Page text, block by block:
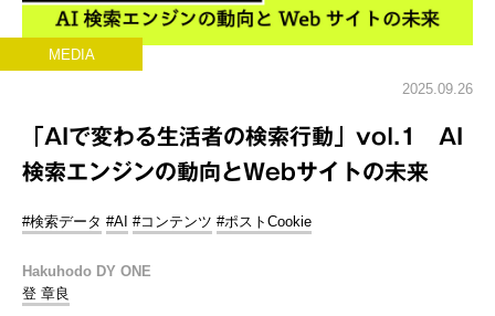
MEDIA
2025.09.26
「AIで変わる生活者の検索行動」vol.1 AI
検索エンジンの動向とWebサイトの未来
#検索データ #AI #コンテンツ #ポストCookie
Hakuhodo DY ONE
登 章良